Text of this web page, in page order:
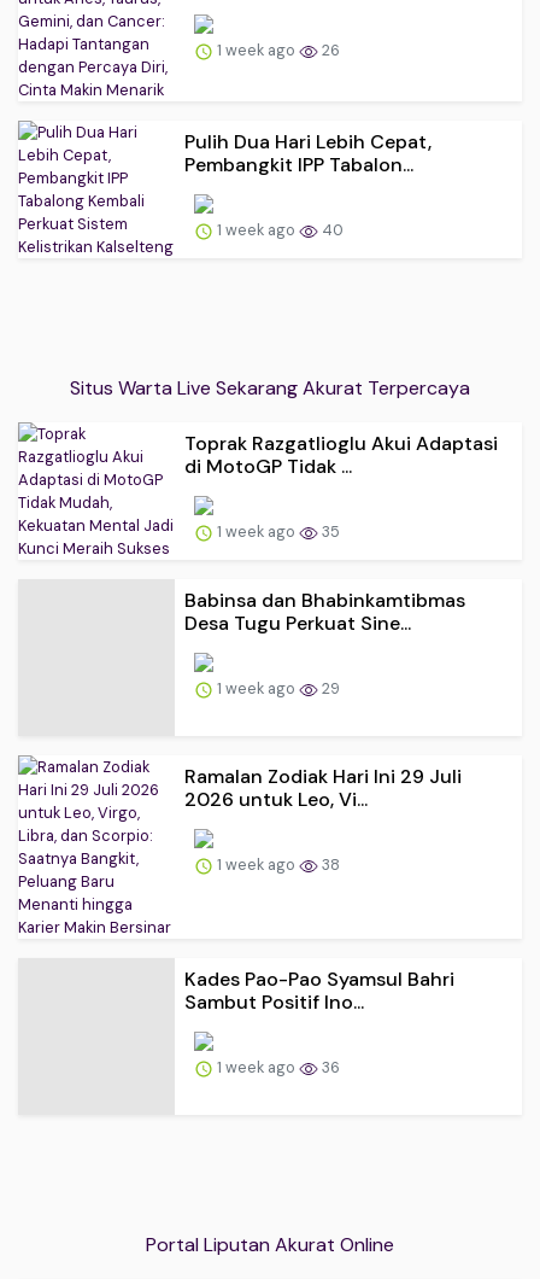
1 week ago 26
Pulih Dua Hari Lebih Cepat,
Pembangkit IPP Tabalon...
1 week ago 40
Situs Warta Live Sekarang Akurat Terpercaya
Toprak Razgatlioglu Akui Adaptasi
di MotoGP Tidak ...
1 week ago 35
Babinsa dan Bhabinkamtibmas
Desa Tugu Perkuat Sine...
1 week ago 29
Ramalan Zodiak Hari Ini 29 Juli
2026 untuk Leo, Vi...
1 week ago 38
Kades Pao-Pao Syamsul Bahri
Sambut Positif Ino...
1 week ago 36
Portal Liputan Akurat Online